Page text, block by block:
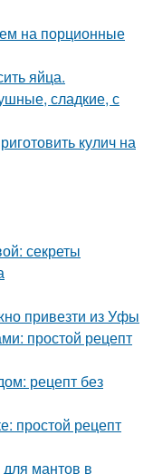
на порционные
яйца.
сладкие, с
кулич на
секреты
привезти из Уфы
простой рецепт
рецепт без
простой рецепт
для мантов в